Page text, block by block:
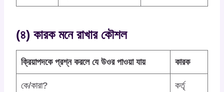
(৪) কারক মনে রাখার কৌশল
ক্রিয়াপদকে প্রশ্ন করলে যে উওর পাওয়া যায় কারক
কে/কারা? কর্তৃ